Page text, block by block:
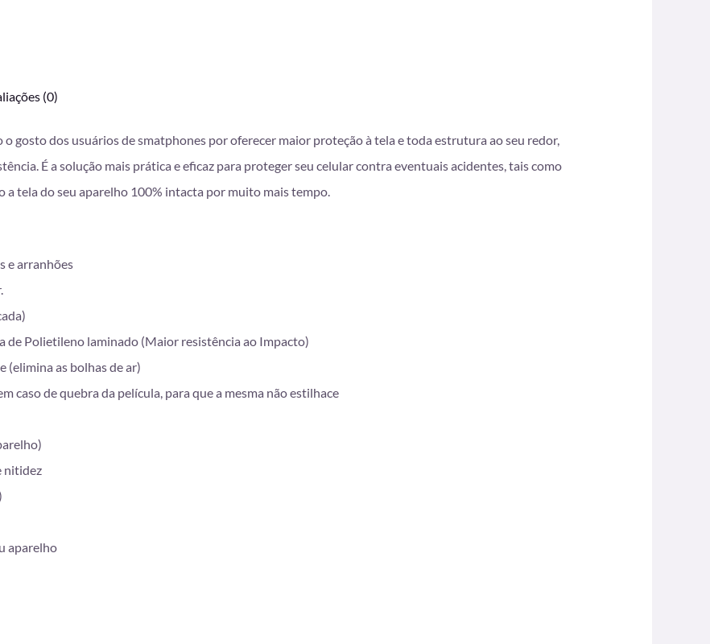
(0)
gosto dos usuários de smatphones por oferecer maior proteção à tela e toda estrutura ao seu redor,
Éa solução mais prática e eficaz para proteger seu celular contra eventuais acidentes, tais como
a tela do seu aparelho 100% intacta por muito mais tempo.
e arranhões
de Polietileno laminado (Maior resistência ao Impacto)
(elimina as bolhas de ar)
caso de quebra da película, para que a mesma não estilhace
nitidez
aparelho